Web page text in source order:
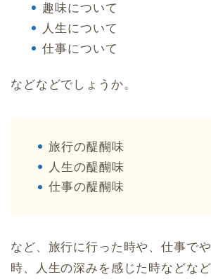
趣味について
人生について
仕事について
などなどでしょうか。
旅行の醍醐味
人生の醍醐味
仕事の醍醐味
など、旅行に行った時や、仕事で
時、人生の深みを感じた時などな